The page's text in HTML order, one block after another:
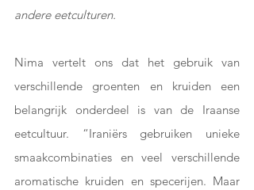
andere eetculturen.
Nima vertelt ons dat het gebruik van
verschillende groenten en kruiden een
belangrijk onderdeel is van de Iraanse
eetcultuur. “Iraniërs gebruiken unieke
smaakcombinaties en veel verschillende
aromatische kruiden en specerijen. Maar